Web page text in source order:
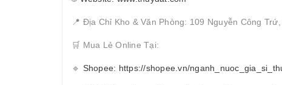
📍 Địa Chỉ Kho & Văn Phòng: 109 Nguyễn Công
🛒 Mua Lẻ Online Tại:
🔹 Shopee: https://shopee.vn/